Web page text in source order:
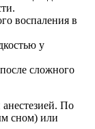
воспаления в
у
сложного
По
сном) или